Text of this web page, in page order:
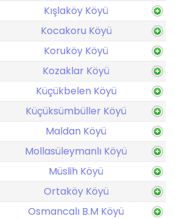
Kışlaköy Köyü
Kocakoru Köyü
Koruköy Köyü
Kozaklar Köyü
Küçükbelen Köyü
Küçüksümbüller Köyü
Maldan Köyü
Mollasüleymanlı Köyü
Müslih Köyü
Ortaköy Köyü
Osmancalı B.M Köyü